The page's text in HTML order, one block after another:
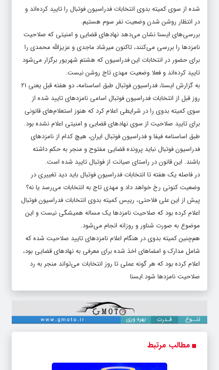
شده از سوی کمیته بدوی انتخابات فدراسیون فوتبال را تایید کرده‌اند و
در انتظار روشن شدن وضعیت نفر سوم هستیم.
بررسی‌های ایسنا نشان می‌دهد نهادهای قضایی و امنیتی که صلاحیت
نامزدها را بررسی می‌کنند، تاکنون میرشاد ماجدی و عزیزالله محمدی را
برای حضور در انتخابات این فدراسیون که هشتم شهریور برگزار می‌شود
تایید کرده‌اند و فعلا وضعیت مهدی تاج روشن نیست.
به گزارش ایسنا، فدراسیون فوتبال طبق اساسنامه، دو هفته قبل یعنی ۲۱
روز قبل از انتخابات فدراسیون فوتبال اسامی نامزدهای تایید شده از
سوی کمیته بدوی را در شرایطی اعلام کرد که هنوز استعلام‌های قانونی
برای تایید صلاحیت از سوی نهادهای قضایی و امنیتی اعلام نشده بود.
طبق اساسنامه فیفا و فدراسیون فوتبال ایران، هیچ کدام از نامزدهای
فدراسیون فوتبال نباید پرونده قضایی مفتوح و منجر به حکم داشته
باشند. این قانون در راستای صیانت از فوتبال تایید شده است.
در فاصله یک هفته تا انتخابات فدراسیون فوتبال باید دید تغییری در
وضعیت کنونی رخ خواهد داد و مهدی تاج به انتخابات می‌رسد یا نه؟
پیش از این علی فلاحتی، رییس کمیته بدوی انتخابات فدراسیون فوتبال
اعلام کرده بود که صلاحیت نامزدها یک مساله همیشگی نیست و این
موضوع به صورت شناور و روزانه انجام می‌شود.
هم‌چنین کمیته بدوی در هنگام اعلام نامزدهای تایید صلاحیت شده که
شامل مدارک و امضاهای اخذ شده برای معرفی به نهادهای قضایی بود،
اعلام کرده بود که هر گونه عملی تا روز انتخابات می‌تواند منجر به رد
صلاحیت‌ نامزدها شود.ایسنا
مطالب مرتبط